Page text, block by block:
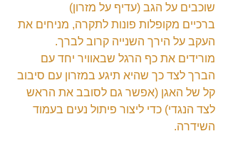
שוכבים על הגב (עדיף על מזרון)
ברכיים מקופלות פונות לתקרה, מניחים את
העקב על הירך השנייה קרוב לברך.
מורידים את כף הרגל שבאוויר יחד עם
הברך לצד כך שהיא תיגע במזרון עם סיבוב
קל של האגן (אפשר גם לסובב את הראש
לצד הנגדי) כדי ליצור פיתול נעים בעמוד
השידרה.